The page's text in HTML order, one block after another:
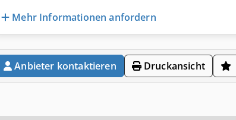
Mehr Informationen anfordern
Anbieter kontaktieren Druckansicht